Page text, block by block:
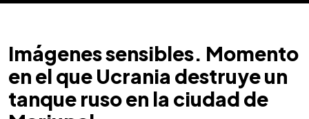
Imágenes sensibles. Momento
en el que Ucrania destruye un
tanque ruso en la ciudad de